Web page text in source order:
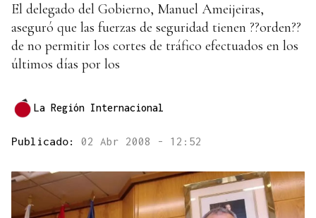
El delegado del Gobierno, Manuel Ameijeiras,
aseguró que las fuerzas de seguridad tienen ??orden??
de no permitir los cortes de tráfico efectuados en los
últimos días por los
La Región Internacional
Publicado: 02 Abr 2008 - 12:52